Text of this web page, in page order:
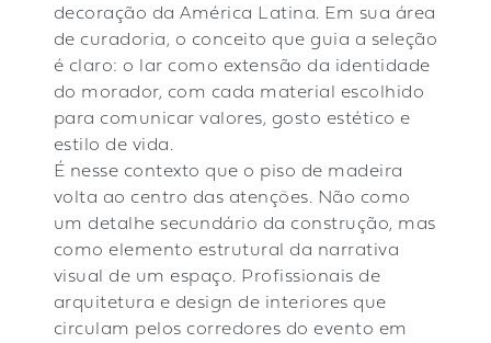
decoração da América Latina. Em sua área
de curadoria, o conceito que guia a seleção
é claro: o lar como extensão da identidade
do morador, com cada material escolhido
para comunicar valores, gosto estético e
estilo de vida.
É nesse contexto que o piso de madeira
volta ao centro das atenções. Não como
um detalhe secundário da construção, mas
como elemento estrutural da narrativa
visual de um espaço. Profissionais de
arquitetura e design de interiores que
circulam pelos corredores do evento em